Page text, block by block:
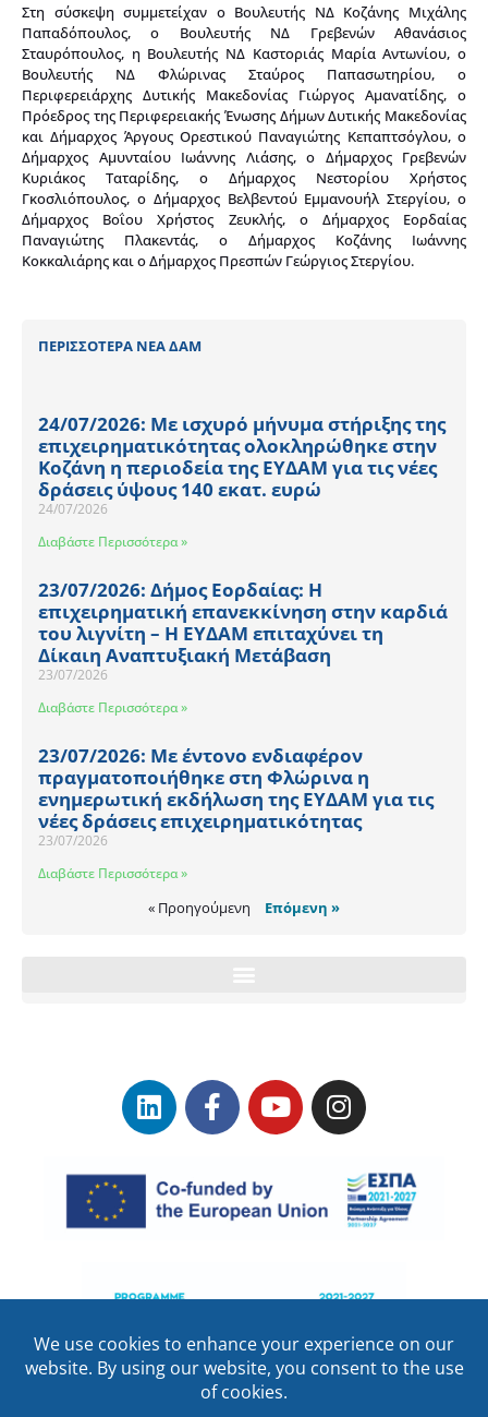
Στη σύσκεψη συμμετείχαν ο Βουλευτής ΝΔ Κοζάνης Μιχάλης
Παπαδόπουλος, ο Βουλευτής ΝΔ Γρεβενών Αθανάσιος
Σταυρόπουλος, η Βουλευτής ΝΔ Καστοριάς Μαρία Αντωνίου, ο
Βουλευτής ΝΔ Φλώρινας Σταύρος Παπασωτηρίου, ο
Περιφερειάρχης Δυτικής Μακεδονίας Γιώργος Αμανατίδης, ο
Πρόεδρος της Περιφερειακής Ένωσης Δήμων Δυτικής Μακεδονίας
και Δήμαρχος Άργους Ορεστικού Παναγιώτης Κεπαπτσόγλου, ο
Δήμαρχος Αμυνταίου Ιωάννης Λιάσης, ο Δήμαρχος Γρεβενών
Κυριάκος Ταταρίδης, ο Δήμαρχος Νεστορίου Χρήστος
Γκοσλιόπουλος, ο Δήμαρχος Βελβεντού Εμμανουήλ Στεργίου, ο
Δήμαρχος Βοΐου Χρήστος Ζευκλής, ο Δήμαρχος Εορδαίας
Παναγιώτης Πλακεντάς, ο Δήμαρχος Κοζάνης Ιωάννης
Κοκκαλιάρης και ο Δήμαρχος Πρεσπών Γεώργιος Στεργίου.
ΠΕΡΙΣΣΟΤΕΡΑ ΝΕΑ ΔΑΜ
24/07/2026: Με ισχυρό μήνυμα στήριξης της
επιχειρηματικότητας ολοκληρώθηκε στην
Κοζάνη η περιοδεία της ΕΥΔΑΜ για τις νέες
δράσεις ύψους 140 εκατ. ευρώ
24/07/2026
Διαβάστε Περισσότερα »
23/07/2026: Δήμος Εορδαίας: Η
επιχειρηματική επανεκκίνηση στην καρδιά
του λιγνίτη – Η ΕΥΔΑΜ επιταχύνει τη
Δίκαιη Αναπτυξιακή Μετάβαση
23/07/2026
Διαβάστε Περισσότερα »
23/07/2026: Με έντονο ενδιαφέρον
πραγματοποιήθηκε στη Φλώρινα η
ενημερωτική εκδήλωση της ΕΥΔΑΜ για τις
νέες δράσεις επιχειρηματικότητας
23/07/2026
Διαβάστε Περισσότερα »
« Προηγούμενη Επόμενη »